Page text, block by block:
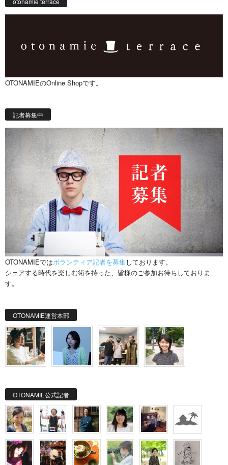
OTONAMIEのOnline Shopです。
記者募集中
OTONAMIEではボランティア記者を募集しております。
シェアする時代を楽しむ術を持った、皆様のご参加お待ちしておりま
す。
OTONAMIE運営本部
OTONAMIE公式記者